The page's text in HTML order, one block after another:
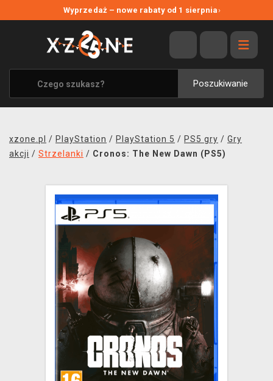
Wyprzedaż – nowe rabaty od 1 sierpnia›
Poszukiwanie
WYPRZEDAŻ
WSZYSTKIE MARKI
XZONE ORIGINALS
UBRANIA I AKCESORIA
SOUNDTRACKI
TRANSPORT
XZONE KLUB
xzone.pl / PlayStation / PlayStation 5 / PS5 gry / Gry
akcji / Strzelanki / Cronos: The New Dawn (PS5)